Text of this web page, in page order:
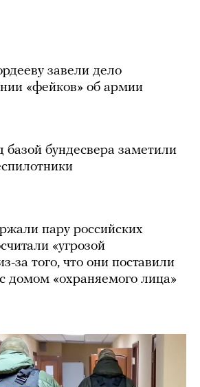
завели дело
«фейков» об армии
бундесвера заметили
пару российских
«угрозой
за того, что они поставили
домом «охраняемого лица»